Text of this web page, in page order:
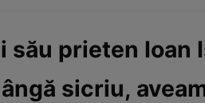
său prieten Ioan
sicriu,